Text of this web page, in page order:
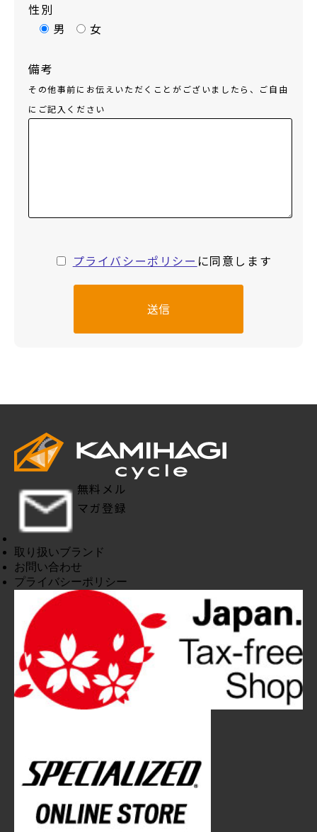
性別
男
女
備考
その他事前にお伝えいただくことがございましたら、ご自由
にご記入ください
プライバシーポリシー に同意します
無料メル
マガ登録
取り扱いブランド
お問い合わせ
プライバシーポリシー